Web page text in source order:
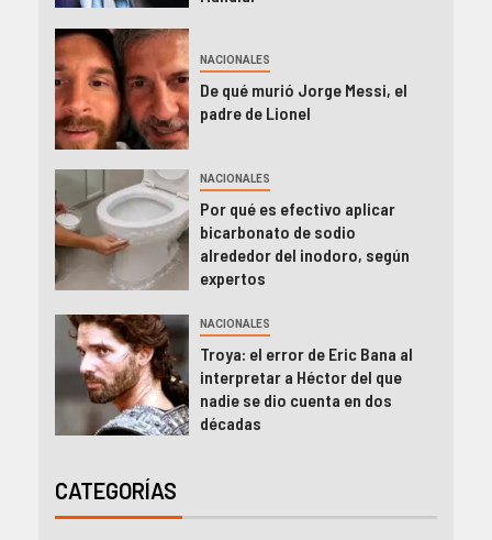
NACIONALES
De qué murió Jorge Messi, el
padre de Lionel
NACIONALES
Por qué es efectivo aplicar
bicarbonato de sodio
alrededor del inodoro, según
expertos
NACIONALES
Troya: el error de Eric Bana al
interpretar a Héctor del que
nadie se dio cuenta en dos
décadas
CATEGORÍAS